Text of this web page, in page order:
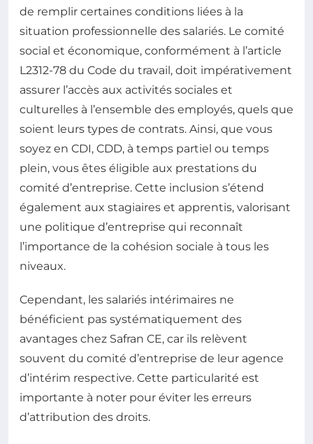
de remplir certaines conditions liées à la
situation professionnelle des salariés. Le comité
social et économique, conformément à l’article
L2312-78 du Code du travail, doit impérativement
assurer l’accès aux activités sociales et
culturelles à l’ensemble des employés, quels que
soient leurs types de contrats. Ainsi, que vous
soyez en CDI, CDD, à temps partiel ou temps
plein, vous êtes éligible aux prestations du
comité d’entreprise. Cette inclusion s’étend
également aux stagiaires et apprentis, valorisant
une politique d’entreprise qui reconnaît
l’importance de la cohésion sociale à tous les
niveaux.
Cependant, les salariés intérimaires ne
bénéficient pas systématiquement des
avantages chez Safran CE, car ils relèvent
souvent du comité d’entreprise de leur agence
d’intérim respective. Cette particularité est
importante à noter pour éviter les erreurs
d’attribution des droits.